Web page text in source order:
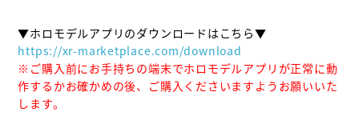
https://xr-marketplace.com/download
※ご購入前にお手持ちの端末でホロモデルアプリが正常に動
作するかお確かめの後、ご購入くださいますようお願いいた
します。